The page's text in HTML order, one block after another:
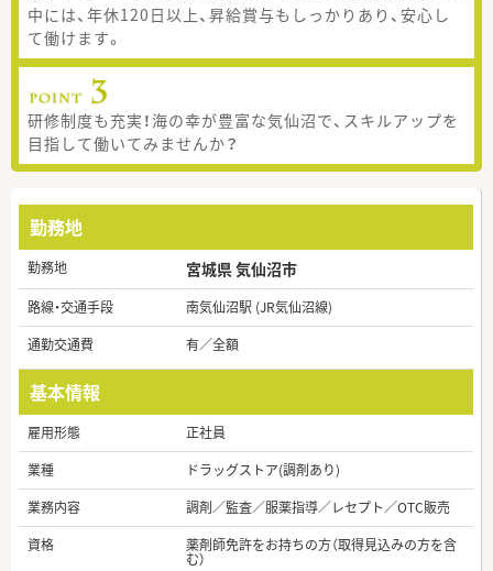
中には、年休120日以上、昇給賞与もしっかりあり、安心し
て働けます。
研修制度も充実！海の幸が豊富な気仙沼で、スキルアップを
目指して働いてみませんか？
勤務地
勤務地 宮城県 気仙沼市
路線・交通手段
南気仙沼駅 (JR気仙沼線)
通勤交通費
有／全額
基本情報
雇用形態
正社員
業種
ドラッグストア(調剤あり)
業務内容
調剤／監査／服薬指導／レセプト／OTC販売
資格
薬剤師免許をお持ちの方（取得見込みの方を含
む）